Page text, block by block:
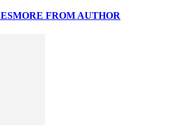
MORE FROM AUTHOR